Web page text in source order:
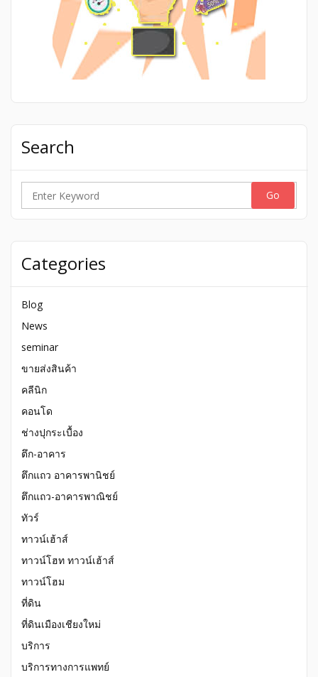
Search
Search
Categories
Blog
News
seminar
ขายส่งสินค้า
คลีนิก
คอนโด
ช่างปุกระเบื้อง
ตึก-อาคาร
ตึกแถว อาคารพานิชย์
ตึกแถว-อาคารพาณิชย์
ทัวร์
ทาวน์เฮ้าส์
ทาวน์โฮท ทาวน์เฮ้าส์
ทาวน์โฮม
ที่ดิน
ที่ดินเมืองเชียงใหม่
บริการ
บริการทางการแพทย์